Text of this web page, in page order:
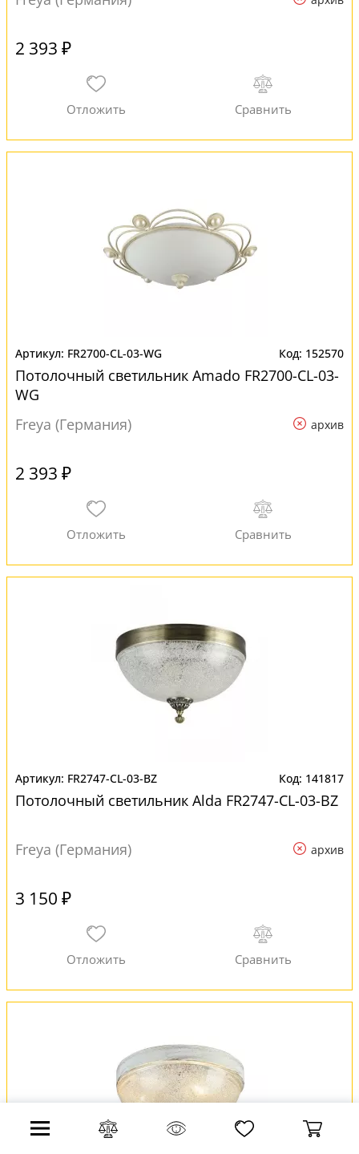
2 393 ₽
FR2700-CL-03-WG 152570
Потолочный светильник Amado FR2700-CL-03-
WG
Freya (Германия)
архив
2 393 ₽
FR2747-CL-03-BZ 141817
Потолочный светильник Alda FR2747-CL-03-BZ
Freya (Германия) архив
3 150 ₽